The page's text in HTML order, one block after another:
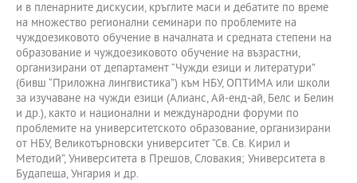
и в пленарните дискусии, кръглите маси и дебатите по време
на множество регионални семинари по проблемите на
чуждоезиковото обучение в началната и средната степени на
образование и чуждоезиковото обучение на възрастни,
организирани от департамент “Чужди езици и литератури”
(бивш “Приложна лингвистика”) към НБУ, ОПТИМА или школи
за изучаване на чужди езици (Алианс, Ай-енд-ай, Белс и Белин
и др.), както и национални и международни форуми по
проблемите на университетското образование, организирани
от НБУ, Великотърновски университет “Св. Св. Кирил и
Методий”, Университета в Прешов, Словакия; Университета в
Будапеща, Унгария и др.